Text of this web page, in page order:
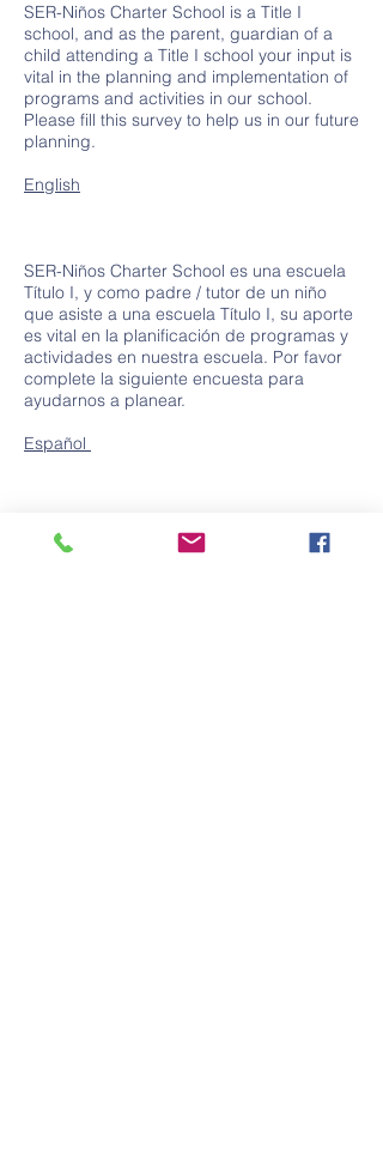
SER-Niños Charter School is a Title I
school, and as the parent, guardian of a
child attending a Title I school your input is
vital in the planning and implementation of
programs and activities in our school.
Please fill this survey to help us in our future
planning.
English
SER-Niños Charter School es una escuela
Título I, y como padre / tutor de un niño
que asiste a una escuela Título I, su aporte
es vital en la planificación de programas y
actividades en nuestra escuela. Por favor
complete la siguiente encuesta para
ayudarnos a planear.
Español
Contact Us